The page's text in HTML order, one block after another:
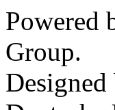
Powered
Group.
Designed